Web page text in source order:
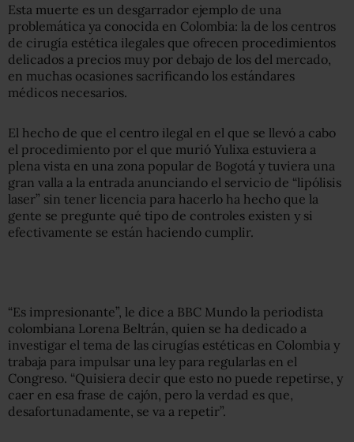
Esta muerte es un desgarrador ejemplo de una
problemática ya conocida en Colombia: la de los centros
de cirugía estética ilegales que ofrecen procedimientos
delicados a precios muy por debajo de los del mercado,
en muchas ocasiones sacrificando los estándares
médicos necesarios.
El hecho de que el centro ilegal en el que se llevó a cabo
el procedimiento por el que murió Yulixa estuviera a
plena vista en una zona popular de Bogotá y tuviera una
gran valla a la entrada anunciando el servicio de “lipólisis
laser” sin tener licencia para hacerlo ha hecho que la
gente se pregunte qué tipo de controles existen y si
efectivamente se están haciendo cumplir.
“Es impresionante”, le dice a BBC Mundo la periodista
colombiana Lorena Beltrán, quien se ha dedicado a
investigar el tema de las cirugías estéticas en Colombia y
trabaja para impulsar una ley para regularlas en el
Congreso. “Quisiera decir que esto no puede repetirse, y
caer en esa frase de cajón, pero la verdad es que,
desafortunadamente, se va a repetir”.